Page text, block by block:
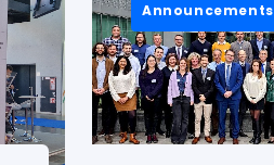
Announcements